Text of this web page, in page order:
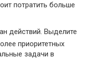
потратить больше
действий. Выделите
приоритетных
задачи в